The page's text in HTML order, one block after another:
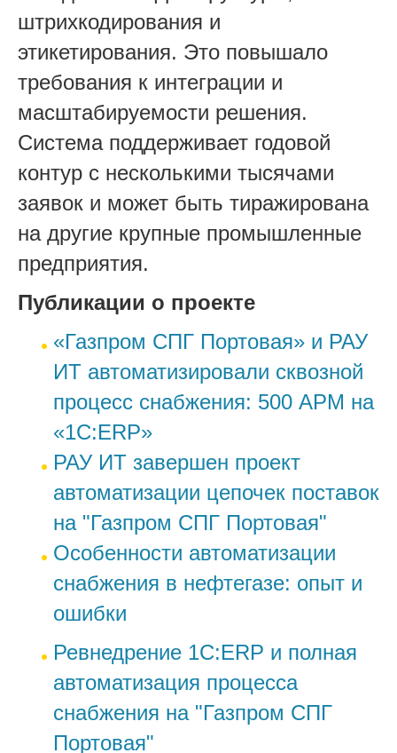
штрихкодирования и
этикетирования. Это повышало
требования к интеграции и
масштабируемости решения.
Система поддерживает годовой
контур с несколькими тысячами
заявок и может быть тиражирована
на другие крупные промышленные
предприятия.
Публикации о проекте
«Газпром СПГ Портовая» и РАУ
ИТ автоматизировали сквозной
процесс снабжения: 500 АРМ на
«1С:ERP»
РАУ ИТ завершен проект
автоматизации цепочек поставок
на "Газпром СПГ Портовая"
Особенности автоматизации
снабжения в нефтегазе: опыт и
ошибки
Ревнедрение 1С:ERP и полная
автоматизация процесса
снабжения на "Газпром СПГ
Портовая"